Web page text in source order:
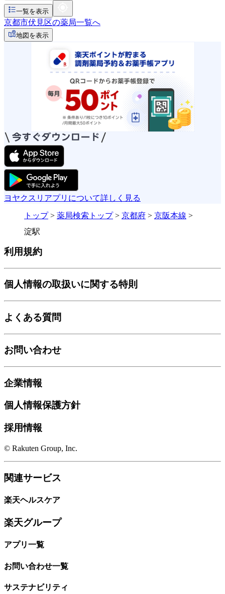
一覧を表示
京都市伏見区の薬局一覧へ
地図を表示
ヨヤクスリアプリについて詳しく見る
トップ> 薬局検索トップ> 京都府 > 京阪本線 >
淀駅
利用規約
個人情報の取扱いに関する特則
よくある質問
お問い合わせ
企業情報
個人情報保護方針
採用情報
© Rakuten Group, Inc.
関連サービス
楽天ヘルスケア
楽天グループ
アプリ一覧
お問い合わせ一覧
サステナビリティ